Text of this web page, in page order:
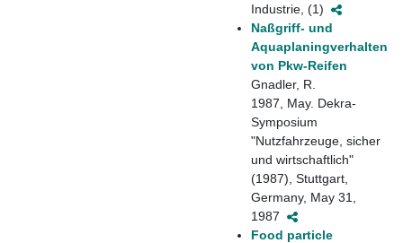
Industrie, (1)
Naßgriff- und
Aquaplaningverhalten
von Pkw-Reifen
Gnadler, R.
1987, May. Dekra-
Symposium
"Nutzfahrzeuge, sicher
und wirtschaftlich"
(1987), Stuttgart,
Germany, May 31,
1987
Food particle